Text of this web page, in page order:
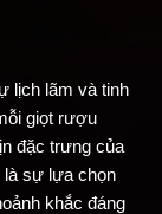
lịch lãm và tinh
giọt rượu
đặc trưng của
là sự lựa chọn
khắc đáng